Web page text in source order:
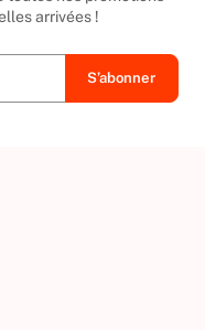
arrivées !